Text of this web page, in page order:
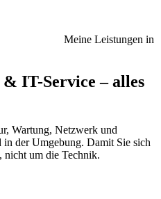
Meine Leistungen in
IT-Service –alles
Wartung, Netzwerk und
der Umgebung. Damit Sie sich
nicht um die Technik.